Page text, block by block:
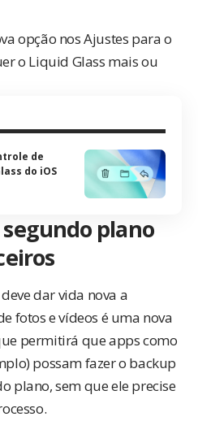
opção nos Ajustes para o
o Liquid Glass mais ou
de
do iOS
plano
dar vida nova a
fotos e vídeos é uma nova
permitirá que apps como
possam fazer o backup
plano, sem que ele precise